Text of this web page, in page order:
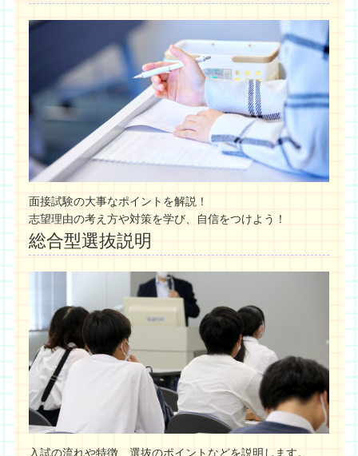
面接試験の大事なポイントを解説！
志望理由の考え方や対策を学び、自信をつけよう！
総合型選抜説明
入試の流れや特徴、選抜のポイントなどを説明します。